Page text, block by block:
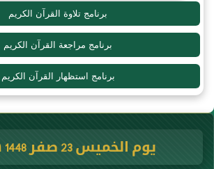
برنامج تلاوة القرآن الكريم
برنامج مراجعة القرآن الكريم
برنامج استظهار القرآن الكريم
يوم الخميس 23 صفر 1448 هجرية